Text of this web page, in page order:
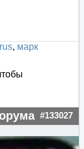
, марк
#133027